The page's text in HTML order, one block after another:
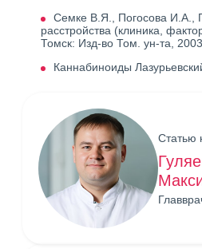
Семке В.Я., Погосова И.А.,
расстройства (клиника,
Томск: Изд-во Том. ун-та,
Каннабиноиды
Статью